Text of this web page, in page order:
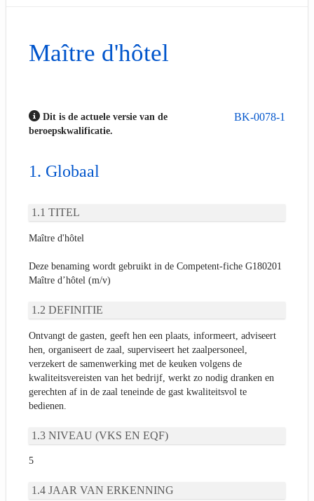
Maître d'hôtel
BK-0078-1
Dit is de actuele versie van de
beroepskwalificatie.
Globaal
TITEL
Maître d'hôtel
Deze benaming wordt gebruikt in de Competent-fiche G180201
Maître d’hôtel (m/v)
DEFINITIE
Ontvangt de gasten, geeft hen een plaats, informeert, adviseert
hen, organiseert de zaal, superviseert het zaalpersoneel,
verzekert de samenwerking met de keuken volgens de
kwaliteitsvereisten van het bedrijf, werkt zo nodig dranken en
gerechten af in de zaal teneinde de gast kwaliteitsvol te
bedienen.
NIVEAU (VKS EN EQF)
5
JAAR VAN ERKENNING